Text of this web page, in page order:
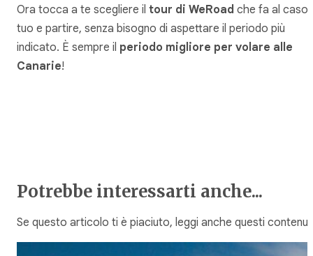
Ora tocca a te scegliere il tour di WeRoad che fa al caso
tuo e partire, senza bisogno di aspettare il periodo più
indicato. È sempre il periodo migliore per volare alle
Canarie!
Potrebbe interessarti anche...
Se questo articolo ti è piaciuto, leggi anche questi